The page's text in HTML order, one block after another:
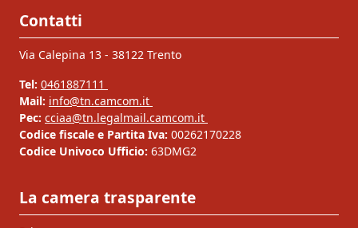
Contatti
Via Calepina 13 - 38122 Trento
Tel: 0461887111
Mail: info@tn.camcom.it
Pec: cciaa@tn.legalmail.camcom.it
Codice fiscale e Partita Iva: 00262170228
Codice Univoco Ufficio: 63DMG2
La camera trasparente